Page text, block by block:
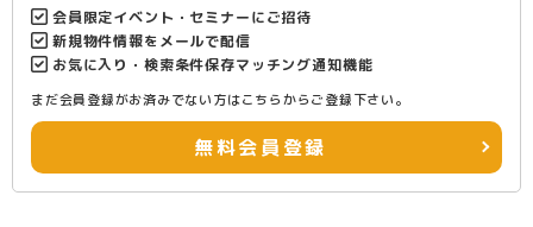
会員限定イベント・セミナーにご招待
新規物件情報をメールで配信
お気に入り・検索条件保存マッチング通知機能
まだ会員登録がお済みでない方はこちらからご登録下さい。
無料会員登録